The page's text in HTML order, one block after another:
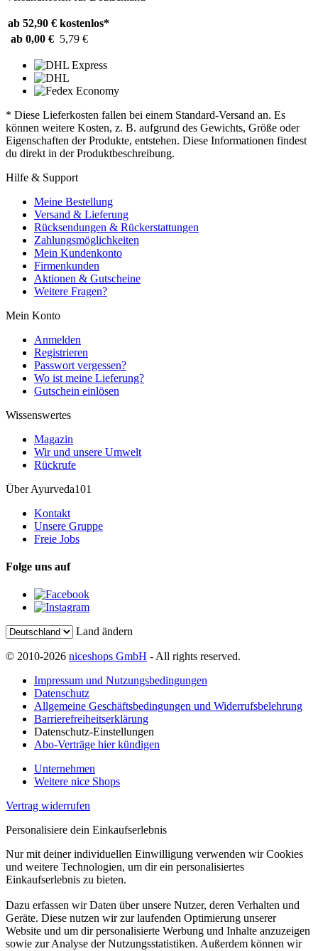
ab 52,90 € kostenlos*
ab 0,00 € 5,79 €
* Diese Lieferkosten fallen bei einem Standard-Versand an. Es
können weitere Kosten, z. B. aufgrund des Gewichts, Größe oder
Eigenschaften der Produkte, entstehen. Diese Informationen findest
du direkt in der Produktbeschreibung.
Hilfe & Support
Meine Bestellung
Versand & Lieferung
Rücksendungen & Rückerstattungen
Zahlungsmöglichkeiten
Mein Kundenkonto
Firmenkunden
Aktionen & Gutscheine
Weitere Fragen?
Mein Konto
Anmelden
Registrieren
Passwort vergessen?
Wo ist meine Lieferung?
Gutschein einlösen
Wissenswertes
Magazin
Wir und unsere Umwelt
Rückrufe
Über Ayurveda101
Kontakt
Unsere Gruppe
Freie Jobs
Folge uns auf
Land ändern
© 2010-2026 niceshops GmbH - All rights reserved.
Impressum und Nutzungsbedingungen
Datenschutz
Allgemeine Geschäftsbedingungen und Widerrufsbelehrung
Barrierefreiheitserklärung
Datenschutz-Einstellungen
Abo-Verträge hier kündigen
Unternehmen
Weitere nice Shops
Vertrag widerrufen
Personalisiere dein Einkaufserlebnis
Nur mit deiner individuellen Einwilligung verwenden wir Cookies
und weitere Technologien, um dir ein personalisiertes
Einkaufserlebnis zu bieten.
Dazu erfassen wir Daten über unsere Nutzer, deren Verhalten und
Geräte. Diese nutzen wir zur laufenden Optimierung unserer
Website und um dir personalisierte Werbung und Inhalte anzuzeigen
sowie zur Analyse der Nutzungsstatistiken. Außerdem können wir